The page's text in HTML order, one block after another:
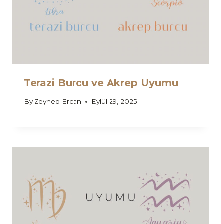
Terazi Burcu ve Akrep Uyumu
By Zeynep Ercan Eylül 29, 2025